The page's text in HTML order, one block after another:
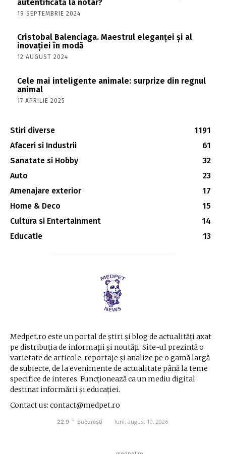
autentificată la notar?
19 SEPTEMBRIE 2024
Cristobal Balenciaga. Maestrul eleganței și al
inovației în modă
12 AUGUST 2024
Cele mai inteligente animale: surprize din regnul
animal
17 APRILIE 2025
Stiri diverse
1191
Afaceri si Industrii
61
Sanatate si Hobby
32
Auto
23
Amenajare exterior
17
Home & Deco
15
Cultura si Entertainment
14
Educatie
13
Medpet.ro este un portal de știri și blog de actualități axat
pe distribuția de informații și noutăți. Site-ul prezintă o
varietate de articole, reportaje și analize pe o gamă largă
de subiecte, de la evenimente de actualitate până la teme
specifice de interes. Funcționează ca un mediu digital
destinat informării și educației.
Contact us: contact@medpet.ro
22.9 C București luni, august 10, 2026